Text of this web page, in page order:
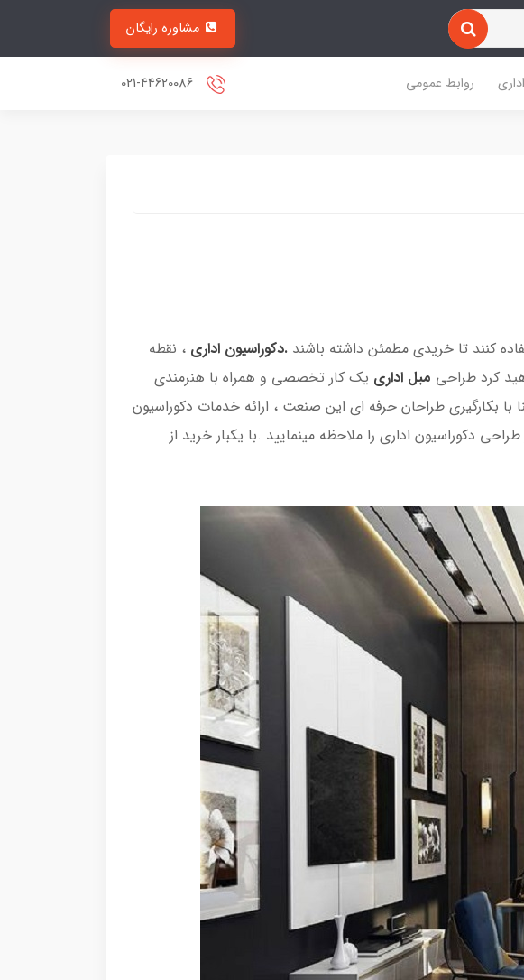
روابط عمومی
کنند تا خریدی مطمئن داشته باشند .دکوراسیون اداری ، نقطه
کرد طراحی مبل اداری یک کار تخصصی و همراه با هنرمندی
با بکارگیری طراحان حرفه ای این صنعت ، ارائه خدمات دکوراسیون
دکوراسیون اداری را ملاحظه مینمایید .با یکبار خرید از